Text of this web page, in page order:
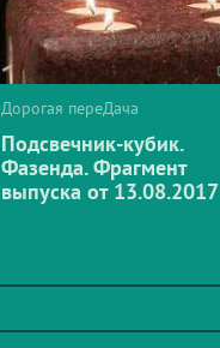
Дорогая переДача
Подсвечник-кубик.
Фазенда. Фрагмент
выпуска от 13.08.2017